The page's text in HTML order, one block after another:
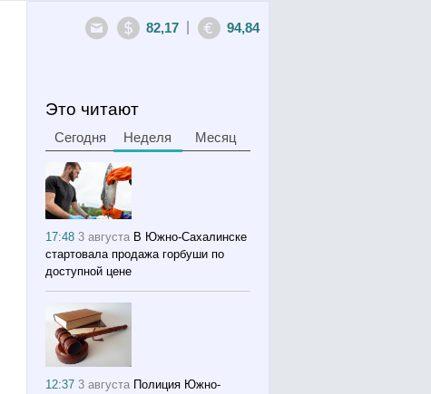
82,17 94,84
Это читают
Сегодня Неделя Месяц
17:483 августа В Южно-Сахалинске
стартовала продажа горбуши по
доступной цене
12:373 августа Полиция Южно-